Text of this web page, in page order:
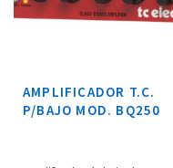
AMPLIFICADOR T.C.
P/BAJO MOD. BQ250